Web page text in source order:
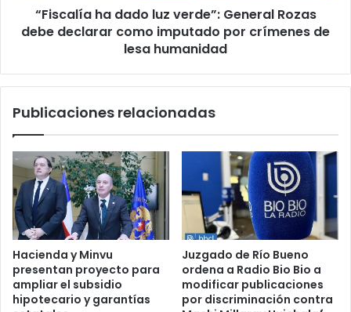
como
imputado
de
humanidad
“Fiscalía ha dado luz verde”: General Rozas
debe declarar como imputado por crímenes de
lesa humanidad
Publicaciones relacionadas
Hacienda y Minvu
presentan proyecto para
ampliar el subsidio
hipotecario y garantías
Juzgado de Río Bueno
ordena a Radio Bio Bio a
modificar publicaciones
por discriminación contra